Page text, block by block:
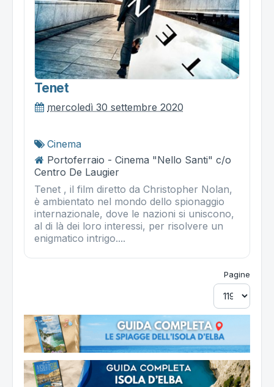
Tenet
mercoledì 30 settembre 2020
Cinema
Portoferraio - Cinema "Nello Santi" c/o
Centro De Laugier
Tenet , il film diretto da Christopher Nolan,
è ambientato nel mondo dello spionaggio
internazionale, dove le nazioni si uniscono,
al di là dei loro interessi, per risolvere un
enigmatico intrigo....
Pagine